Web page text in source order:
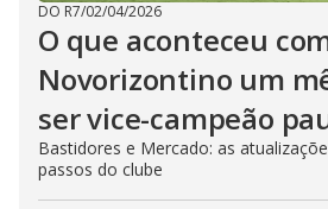
DO R7/02/04/2026
O que aconteceu
Novorizontino um
ser vice-campeão
Bastidores e Mercado: as
passos do clube